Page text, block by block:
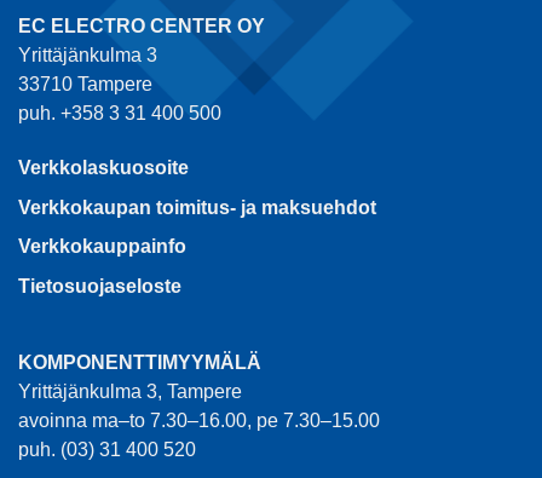
EC ELECTRO CENTER OY
Yrittäjänkulma 3
33710 Tampere
puh. +358 3 31 400 500
Verkkolaskuosoite
Verkkokaupan toimitus- ja maksuehdot
Verkkokauppainfo
Tietosuojaseloste
KOMPONENTTIMYYMÄLÄ
Yrittäjänkulma 3, Tampere
avoinna ma–to 7.30–16.00, pe 7.30–15.00
puh. (03) 31 400 520